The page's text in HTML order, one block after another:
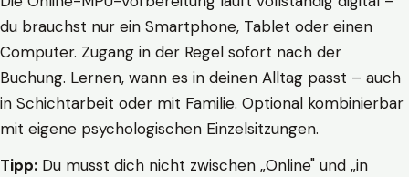
du brauchst nur ein Smartphone, Tablet oder einen
Computer. Zugang in der Regel sofort nach der
Buchung. Lernen, wann es in deinen Alltag passt – auch
in Schichtarbeit oder mit Familie. Optional kombinierbar
mit eigene psychologischen Einzelsitzungen.
Tipp: Du musst dich nicht zwischen „Online" und „in